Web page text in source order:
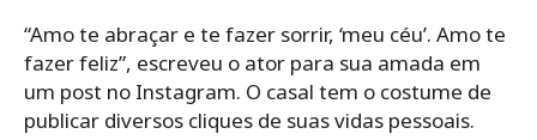
“Amo te abraçar e te fazer sorrir, ‘meu céu’. Amo te
fazer feliz”, escreveu o ator para sua amada em
um post no Instagram. O casal tem o costume de
publicar diversos cliques de suas vidas pessoais.